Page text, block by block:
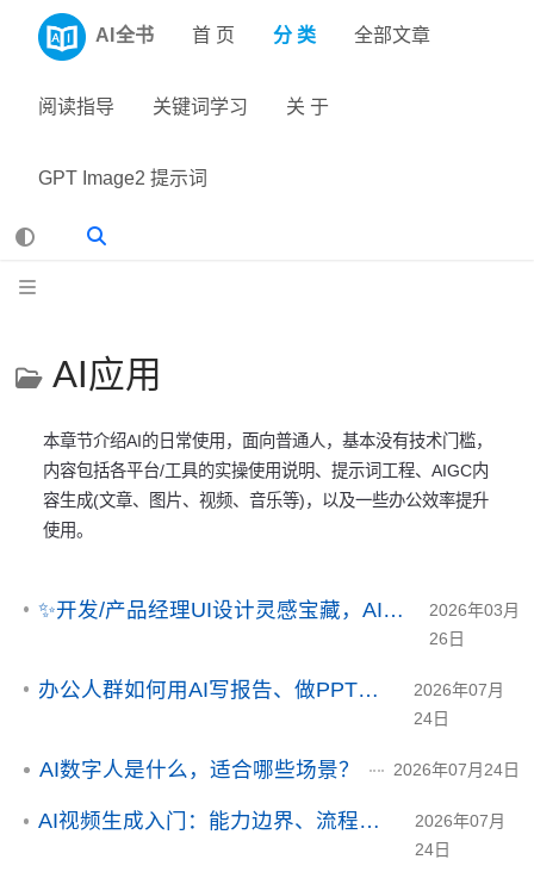
AI全书 首 页 分 类 全部文章
阅读指导 关键词学习 关 于
GPT Image2 提示词
AI应用
本章节介绍AI的日常使用，面向普通人，基本没有技术门槛，
内容包括各平台/工具的实操使用说明、提示词工程、AIGC内
容生成(文章、图片、视频、音乐等)，以及一些办公效率提升
使用。
✨开发/产品经理UI设计灵感宝藏，AI提示词给你写好了
2026年03月
26日
办公人群如何用AI写报告、做PPT和整理资料
2026年07月
24日
AI数字人是什么，适合哪些场景？ 2026年07月24日
AI视频生成入门：能力边界、流程和常见误区
2026年07月
24日